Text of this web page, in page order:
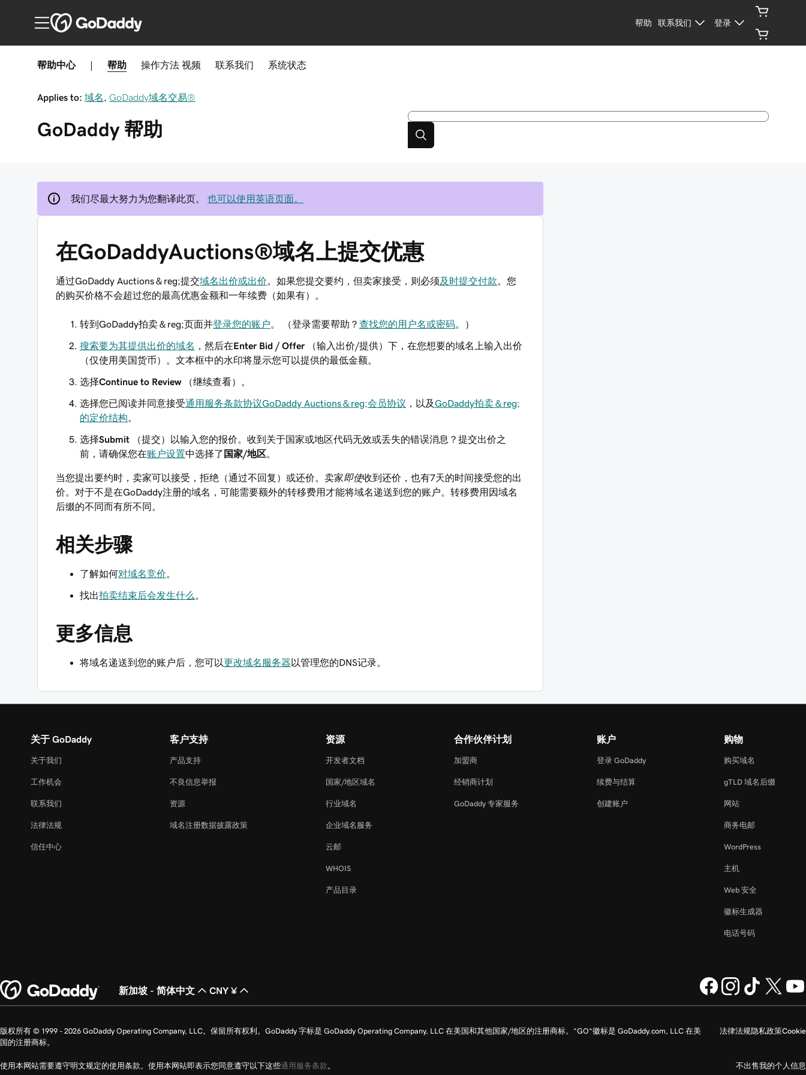
帮助 联系我们 登录
帮助中心 帮助 操作方法 视频 联系我们 系统状态
Applies to: 域名 GoDaddy域名交易®
GoDaddy 帮助
我们尽最大努力为您翻译此页。 也可以使用英语页面。
在GoDaddyAuctions®域名上提交优惠
通过GoDaddy Auctions＆reg;提交域名出价或出价 。如果您提交要约，但卖家接受，则必须及时提交付款 。您
的购买价格不会超过您的最高优惠金额和一年续费（如果有）。
转到GoDaddy拍卖＆reg;页面并登录您的账户 。 （登录需要帮助？ 查找您的用户名或密码 。）
搜索要为其提供出价的域名 ，然后在Enter Bid / Offer （输入出价/提供）下，在您想要的域名上输入出价
（仅使用美国货币）。文本框中的水印将显示您可以提供的最低金额。
选择Continue to Review（继续查看）。
选择您已阅读并同意接受通用服务条款协议GoDaddy Auctions＆reg;会员协议 ，以及GoDaddy拍卖＆reg;
的定价结构
选择Submit （提交）以输入您的报价。收到关于国家或地区代码无效或丢失的错误消息？提交出价之
前，请确保您在账户设置中选择了 国家/地区
当您提出要约时，卖家可以接受，拒绝（通过不回复）或还价。卖家即使收到还价，也有7天的时间接受您的出
价。对于不是在GoDaddy注册的域名，可能需要额外的转移费用才能将域名递送到您的账户。转移费用因域名
后缀的不同而有所不同。
相关步骤
了解如何对域名竞价
找出拍卖结束后会发生什么
更多信息
将域名递送到您的账户后，您可以更改域名服务器 以管理您的DNS记录。
关于 GoDaddy
关于我们
工作机会
联系我们
法律法规
信任中心
客户支持
产品支持
不良信息举报
资源
域名注册数据披露政策
资源
开发者文档
国家/地区域名
行业域名
企业域名服务
云邮
WHOIS
产品目录
合作伙伴计划
加盟商
经销商计划
GoDaddy 专家服务
账户
登录 GoDaddy
续费与结算
创建账户
购物
购买域名
gTLD 域名后缀
网站
商务电邮
WordPress
主机
Web 安全
徽标生成器
电话号码
新加坡 - 简体中文 CNY ¥
法律法规隐私政策Cookie
不出售我的个人信息
版权所有 © 1999 - 2026 GoDaddy Operating Company, LLC。保留所有权利。GoDaddy 字标是 GoDaddy Operating Company, LLC 在美国和其他国家/地区的注册商标。“GO”徽标是 GoDaddy.com, LLC 在美
国的注册商标。
使用本网站需要遵守明文规定的使用条款。使用本网站即表示您同意遵守以下这些通用服务条款 。